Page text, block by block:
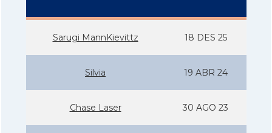
Sarugi MannKievittz 18 DES 25
Silvia 19 ABR 24
Chase Laser 30 AGO 23